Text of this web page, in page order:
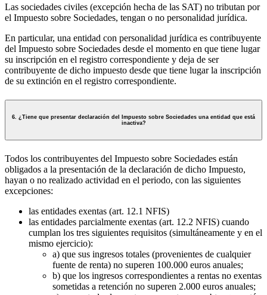
Las sociedades civiles (excepción hecha de las SAT) no tributan por
el Impuesto sobre Sociedades, tengan o no personalidad jurídica.
En particular, una entidad con personalidad jurídica es contribuyente
del Impuesto sobre Sociedades desde el momento en que tiene lugar
su inscripción en el registro correspondiente y deja de ser
contribuyente de dicho impuesto desde que tiene lugar la inscripción
de su extinción en el registro correspondiente.
6. ¿Tiene que presentar declaración del Impuesto sobre Sociedades una entidad que está
inactiva?
Todos los contribuyentes del Impuesto sobre Sociedades están
obligados a la presentación de la declaración de dicho Impuesto,
hayan o no realizado actividad en el periodo, con las siguientes
excepciones:
las entidades exentas (art. 12.1 NFIS)
las entidades parcialmente exentas (art. 12.2 NFIS) cuando
cumplan los tres siguientes requisitos (simultáneamente y en el
mismo ejercicio):
a) que sus ingresos totales (provenientes de cualquier
fuente de renta) no superen 100.000 euros anuales;
b) que los ingresos correspondientes a rentas no exentas
sometidas a retención no superen 2.000 euros anuales;